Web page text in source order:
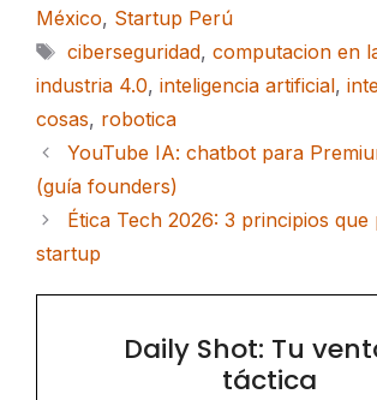
México, Startup Perú
Etiquetas
ciberseguridad, computacion en
industria 4.0, inteligencia artificial,
cosas, robotica
YouTube IA: chatbot para
(guía founders)
Ética Tech 2026: 3 principios
startup
Daily Shot: Tu
táctica